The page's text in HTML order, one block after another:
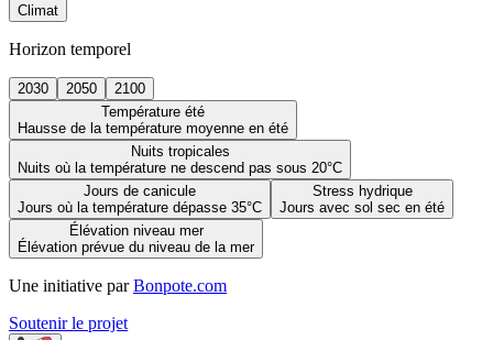
Climat
Horizon temporel
2030 2050
2100
Température été
Hausse de la température moyenne en été
Nuits tropicales
Nuits où la température ne descend pas sous 20°C
Jours de canicule
Jours où la température dépasse 35°C
Stress hydrique
Jours avec sol sec en été
Élévation niveau mer
Élévation prévue du niveau de la mer
Une initiative par Bonpote.com
Soutenir le projet